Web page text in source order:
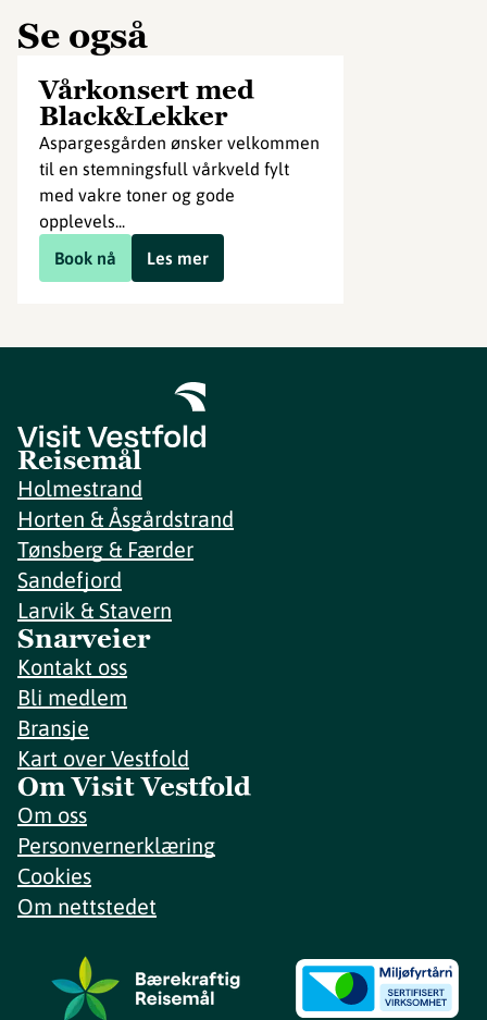
Se også
Vårkonsert med
Black&Lekker
Aspargesgården ønsker velkommen
til en stemningsfull vårkveld fylt
med vakre toner og gode
opplevels...
Book nå
Les mer
Reisemål
Holmestrand
Horten & Åsgårdstrand
Tønsberg & Færder
Sandefjord
Larvik & Stavern
Snarveier
Kontakt oss
Bli medlem
Bransje
Kart over Vestfold
Om Visit Vestfold
Om oss
Personvernerklæring
Cookies
Om nettstedet